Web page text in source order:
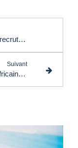
Start-up Riminder : aider les recruteurs à gérer la grande diversité des candidatures
Suivant
In Touch : solution de paiement panafricaine sur mesure